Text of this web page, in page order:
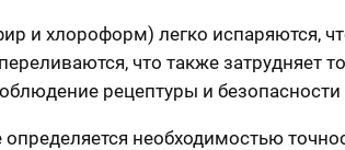
и хлороформ) легко испаряются,
что также
рецептуры и
необходимостью